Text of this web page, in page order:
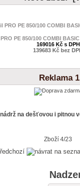
PE 850/100 COMBI
169016 Kč s DPH
139683 Kč bez
Reklama 1
na dešťovou i pitnou
Zboží 4/23